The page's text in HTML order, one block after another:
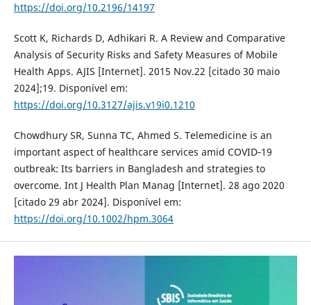
https://doi.org/10.2196/14197
Scott K, Richards D, Adhikari R. A Review and Comparative
Analysis of Security Risks and Safety Measures of Mobile
Health Apps. AJIS [Internet]. 2015 Nov.22 [citado 30 maio
2024];19. Disponível em:
https://doi.org/10.3127/ajis.v19i0.1210
Chowdhury SR, Sunna TC, Ahmed S. Telemedicine is an
important aspect of healthcare services amid COVID‐19
outbreak: Its barriers in Bangladesh and strategies to
overcome. Int J Health Plan Manag [Internet]. 28 ago 2020
[citado 29 abr 2024]. Disponível em:
https://doi.org/10.1002/hpm.3064